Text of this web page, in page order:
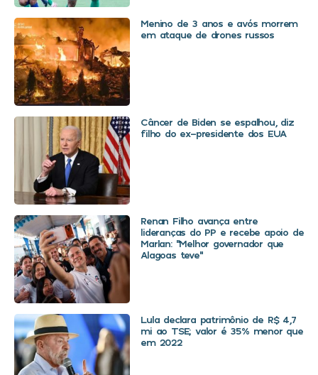
Menino de 3 anos e avós morrem
em ataque de drones russos
Câncer de Biden se espalhou, diz
filho do ex-presidente dos EUA
Renan Filho avança entre
lideranças do PP e recebe apoio de
Marlan: “Melhor governador que
Alagoas teve”
Lula declara patrimônio de R$ 4,7
mi ao TSE; valor é 35% menor que
em 2022